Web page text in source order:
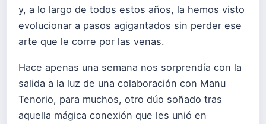
y, a lo largo de todos estos años, la hemos visto
evolucionar a pasos agigantados sin perder ese
arte que le corre por las venas.
Hace apenas una semana nos sorprendía con la
salida a la luz de una colaboración con Manu
Tenorio, para muchos, otro dúo soñado tras
aquella mágica conexión que les unió en